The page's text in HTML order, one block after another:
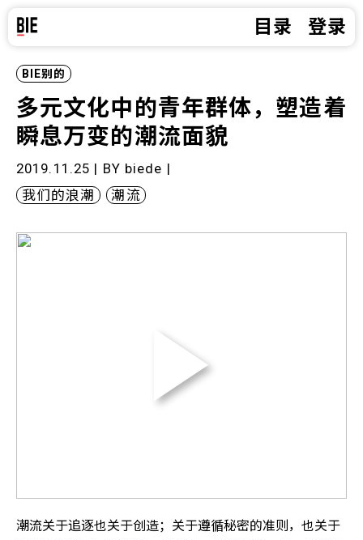
目录 登录
BIE别的
多元文化中的青年群体，塑造着
瞬息万变的潮流面貌
2019.11.25 | BY biede |
我们的浪潮
潮流
潮流关于追逐也关于创造；关于遵循秘密的准则，也关于